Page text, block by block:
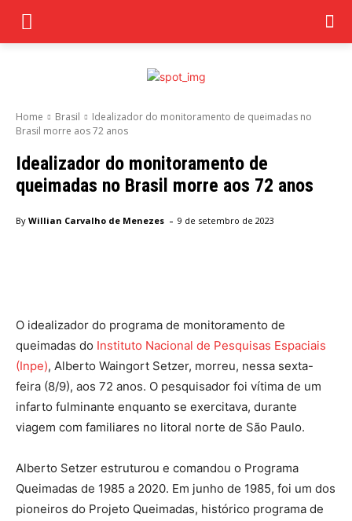
Home Brasil
Idealizador do monitoramento de queimadas no
Brasil morre aos 72 anos
Idealizador do monitoramento de
queimadas no Brasil morre aos 72 anos
By Willian Carvalho de Menezes - 9 de setembro de 2023
O idealizador do programa de monitoramento de
queimadas do Instituto Nacional de Pesquisas Espaciais
(Inpe), Alberto Waingort Setzer, morreu, nessa sexta-
feira (8/9), aos 72 anos. O pesquisador foi vítima de um
infarto fulminante enquanto se exercitava, durante
viagem com familiares no litoral norte de São Paulo.
Alberto Setzer estruturou e comandou o Programa
Queimadas de 1985 a 2020. Em junho de 1985, foi um dos
pioneiros do Projeto Queimadas, histórico programa de